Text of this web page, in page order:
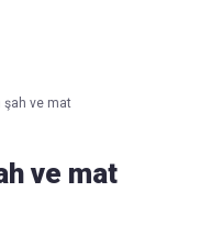
şah ve mat
ve mat